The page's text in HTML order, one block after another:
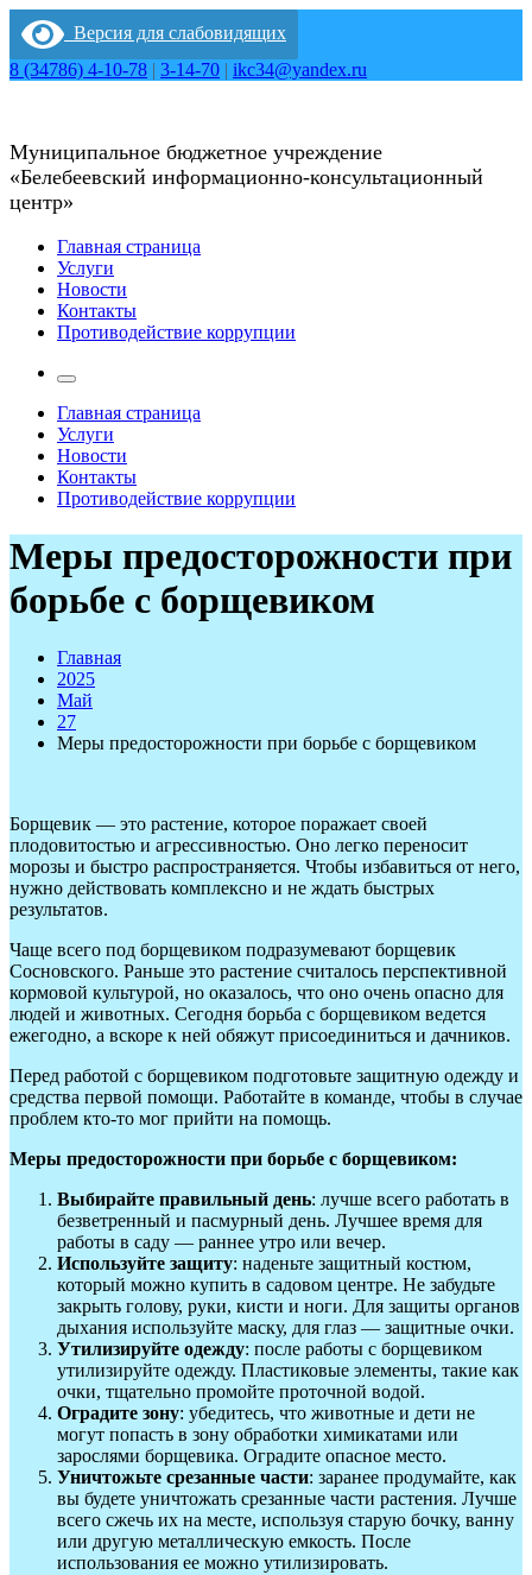
Перейти
содержимому
Версия для слабовидящих
8 (34786) 4-10-78 | 3-14-70 | ikc34@yandex.ru
Муниципальное бюджетное учреждение
«Белебеевский информационно-консультационный
центр»
Главная страница
Услуги
Новости
Контакты
Противодействие коррупции
Главная страница
Услуги
Новости
Контакты
Противодействие коррупции
Меры предосторожности при
борьбе с борщевиком
Главная
2025
Май
27
Меры предосторожности при борьбе с борщевиком
Борщевик — это растение, которое поражает своей
плодовитостью и агрессивностью. Оно легко переносит
морозы и быстро распространяется. Чтобы избавиться от него,
нужно действовать комплексно и не ждать быстрых
результатов.
Чаще всего под борщевиком подразумевают борщевик
Сосновского. Раньше это растение считалось перспективной
кормовой культурой, но оказалось, что оно очень опасно для
людей и животных. Сегодня борьба с борщевиком ведется
ежегодно, а вскоре к ней обяжут присоединиться и дачников.
Перед работой с борщевиком подготовьте защитную одежду и
средства первой помощи. Работайте в команде, чтобы в случае
проблем кто-то мог прийти на помощь.
Меры предосторожности при борьбе с борщевиком:
Выбирайте правильный день: лучше всего работать в
безветренный и пасмурный день. Лучшее время для
работы в саду — раннее утро или вечер.
Используйте защиту: наденьте защитный костюм,
который можно купить в садовом центре. Не забудьте
закрыть голову, руки, кисти и ноги. Для защиты органов
дыхания используйте маску, для глаз — защитные очки.
Утилизируйте одежду: после работы с борщевиком
утилизируйте одежду. Пластиковые элементы, такие как
очки, тщательно промойте проточной водой.
Оградите зону: убедитесь, что животные и дети не
могут попасть в зону обработки химикатами или
зарослями борщевика. Оградите опасное место.
Уничтожьте срезанные части: заранее продумайте, как
вы будете уничтожать срезанные части растения. Лучше
всего сжечь их на месте, используя старую бочку, ванну
или другую металлическую емкость. После
использования ее можно утилизировать.